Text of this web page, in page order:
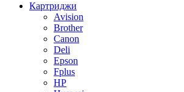
Картриджи
Avision
Brother
Canon
Deli
Epson
Fplus
HP